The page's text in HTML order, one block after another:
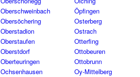
Oberschweinbach
Obersöchering
Oberstadion
Oberstaufen
Oberstdorf
Oberteuringen
Ochsenhausen
Öpfingen
Osterberg
Ostrach
Otterfing
Ottobeuren
Ottobrunn
Oy-Mittelberg